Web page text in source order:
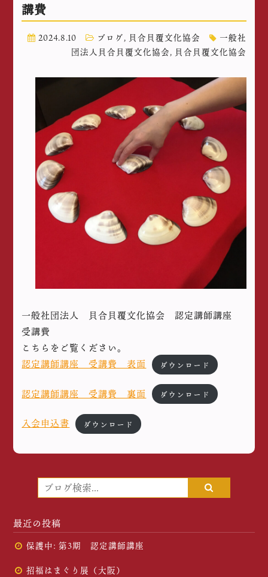
講費
2024.8.10 ブログ, 貝合貝覆文化協会
一般社
団法人貝合貝覆文化協会, 貝合貝覆文化協会
一般社団法人 貝合貝覆文化協会 認定講師講座
受講費
こちらをご覧ください。
認定講師講座 受講費 表面
ダウンロード
認定講師講座 受講費 裏面 ダウンロード
入会申込書 ダウンロード
最近の投稿
保護中: 第3期 認定講師講座
招福はまぐり展（大阪）